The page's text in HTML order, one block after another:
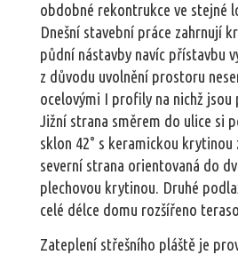
obdobné rekontrukce ve stejné
Dnešní stavební práce zahrnují
půdní nástavby navíc přístavbu
z důvodu uvolnění prostoru
ocelovými I profily na nichž jsou
Jižní strana směrem do ulice si
sklon 42° s keramickou
severní strana orientovaná do
plechovou krytinou. Druhé
celé délce domu rozšířeno
Zateplení střešního pláště je